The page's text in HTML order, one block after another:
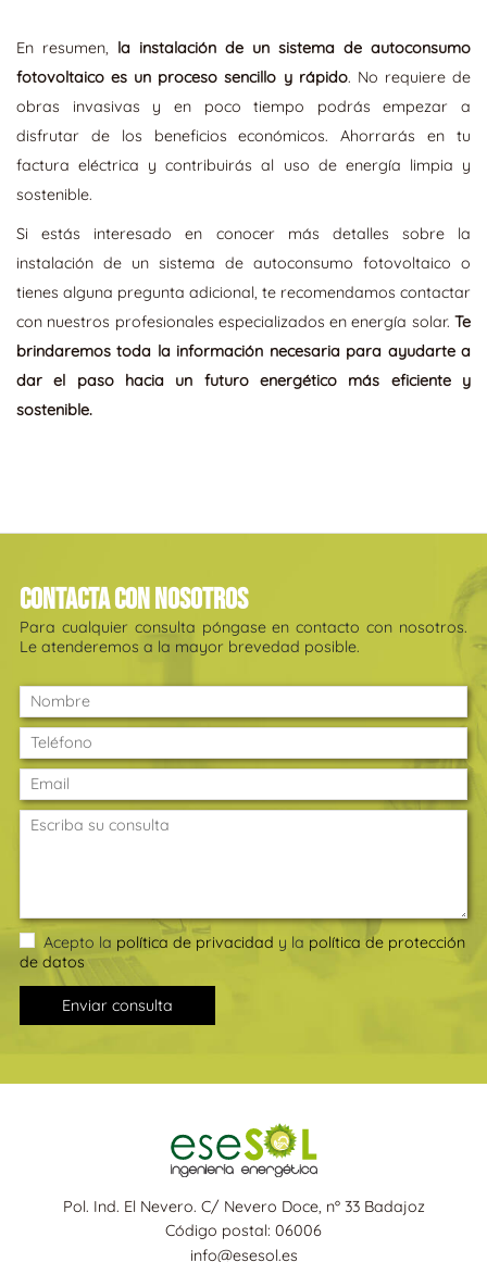
En resumen, la instalación de un sistema de autoconsumo
fotovoltaico es un proceso sencillo y rápido. No requiere de
obras invasivas y en poco tiempo podrás empezar a
disfrutar de los beneficios económicos. Ahorrarás en tu
factura eléctrica y contribuirás al uso de energía limpia y
sostenible.
Si estás interesado en conocer más detalles sobre la
instalación de un sistema de autoconsumo fotovoltaico o
tienes alguna pregunta adicional, te recomendamos contactar
con nuestros profesionales especializados en energía solar. Te
brindaremos toda la información necesaria para ayudarte a
dar el paso hacia un futuro energético más eficiente y
sostenible.
Contacta con nosotros
Para cualquier consulta póngase en contacto con nosotros.
Le atenderemos a la mayor brevedad posible.
Acepto la política de privacidad y la política de protección
de datos
Enviar consulta
Pol. Ind. El Nevero. C/ Nevero Doce, nº 33 Badajoz
Código postal: 06006
info@esesol.es